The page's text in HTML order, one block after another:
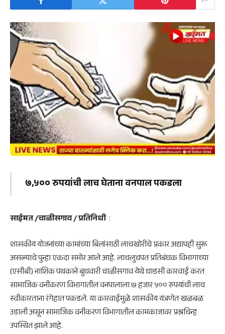
७,५०० रुपयांची लाच घेताना वनपाल पकडला
साईमत /चाळीसगाव / प्रतिनिधी:
शासकीय योजनांच्या कामांच्या बिलांसाठी लाचखोरीचे प्रकार अद्यापही सुरू
असल्याचे पुन्हा एकदा समोर आले आहे. लाचलुचपत प्रतिबंधक विभागाच्या
(एसीबी) नाशिक पथकाने बुधवारी चाळीसगाव येथे धाडसी कारवाई करत
सामाजिक वनीकरण विभागातील वनपालाला ७ हजार ५०० रुपयांची लाच
स्वीकारताना रंगेहात पकडले. या कारवाईमुळे शासकीय यंत्रणेत खळबळ
उडाली असून सामाजिक वनीकरण विभागातील कामकाजावर प्रश्नचिन्ह
उपस्थित झाले आहे.